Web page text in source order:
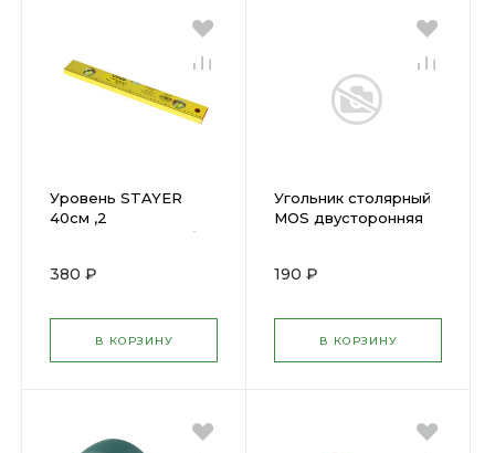
Уровень STAYER
40см ,2
глазка,алюм.,коробчатый,
380 ₽
В КОРЗИНУ
Угольник столярный
MOS двусторонняя
190 ₽
В КОРЗИНУ